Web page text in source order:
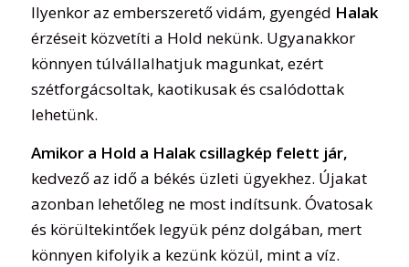
Ilyenkor az emberszerető vidám, gyengéd Halak
érzéseit közvetíti a Hold nekünk. Ugyanakkor
könnyen túlvállalhatjuk magunkat, ezért
szétforgácsoltak, kaotikusak és csalódottak
lehetünk.
Amikor a Hold a Halak csillagkép felett jár,
kedvező az idő a békés üzleti ügyekhez. Újakat
azonban lehetőleg ne most indítsunk. Óvatosak
és körültekintőek legyük pénz dolgában, mert
könnyen kifolyik a kezünk közül, mint a víz.